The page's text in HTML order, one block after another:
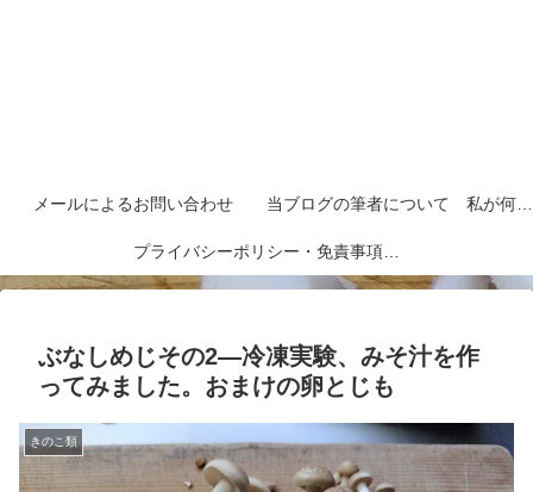
メールによるお問い合わせ 当ブログの筆者について 私が何者なのかを紹介します
プライバシーポリシー・免責事項など
ぶなしめじその2―冷凍実験、みそ汁を作
ってみました。おまけの卵とじも
きのこ類